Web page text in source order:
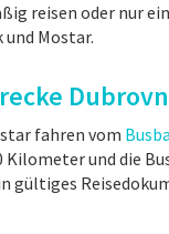
reisen oder nur
Mostar.
fahren vom
und die
gültiges